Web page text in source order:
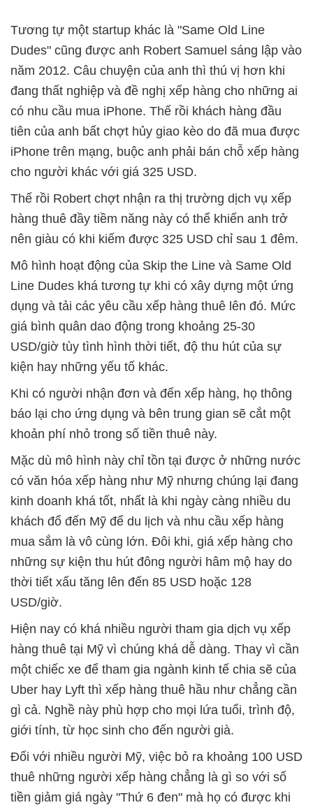
Tương tự một startup khác là "Same Old Line
Dudes" cũng được anh Robert Samuel sáng lập vào
năm 2012. Câu chuyện của anh thì thú vị hơn khi
đang thất nghiệp và đề nghị xếp hàng cho những ai
có nhu cầu mua iPhone. Thế rồi khách hàng đầu
tiên của anh bất chợt hủy giao kèo do đã mua được
iPhone trên mạng, buộc anh phải bán chỗ xếp hàng
cho người khác với giá 325 USD.
Thế rồi Robert chợt nhận ra thị trường dịch vụ xếp
hàng thuê đầy tiềm năng này có thể khiến anh trở
nên giàu có khi kiếm được 325 USD chỉ sau 1 đêm.
Mô hình hoạt động của Skip the Line và Same Old
Line Dudes khá tương tự khi có xây dựng một ứng
dụng và tải các yêu cầu xếp hàng thuê lên đó. Mức
giá bình quân dao động trong khoảng 25-30
USD/giờ tùy tình hình thời tiết, độ thu hút của sự
kiện hay những yếu tố khác.
Khi có người nhận đơn và đến xếp hàng, họ thông
báo lại cho ứng dụng và bên trung gian sẽ cắt một
khoản phí nhỏ trong số tiền thuê này.
Mặc dù mô hình này chỉ tồn tại được ở những nước
có văn hóa xếp hàng như Mỹ nhưng chúng lại đang
kinh doanh khá tốt, nhất là khi ngày càng nhiều du
khách đổ đến Mỹ để du lịch và nhu cầu xếp hàng
mua sắm là vô cùng lớn. Đôi khi, giá xếp hàng cho
những sự kiện thu hút đông người hâm mộ hay do
thời tiết xấu tăng lên đến 85 USD hoặc 128
USD/giờ.
Hiện nay có khá nhiều người tham gia dịch vụ xếp
hàng thuê tại Mỹ vì chúng khá dễ dàng. Thay vì cần
một chiếc xe để tham gia ngành kinh tế chia sẽ của
Uber hay Lyft thì xếp hàng thuê hầu như chẳng cần
gì cả. Nghề này phù hợp cho mọi lứa tuổi, trình độ,
giới tính, từ học sinh cho đến người già.
Đối với nhiều người Mỹ, việc bỏ ra khoảng 100 USD
thuê những người xếp hàng chẳng là gì so với số
tiền giảm giá ngày "Thứ 6 đen" mà họ có được khi